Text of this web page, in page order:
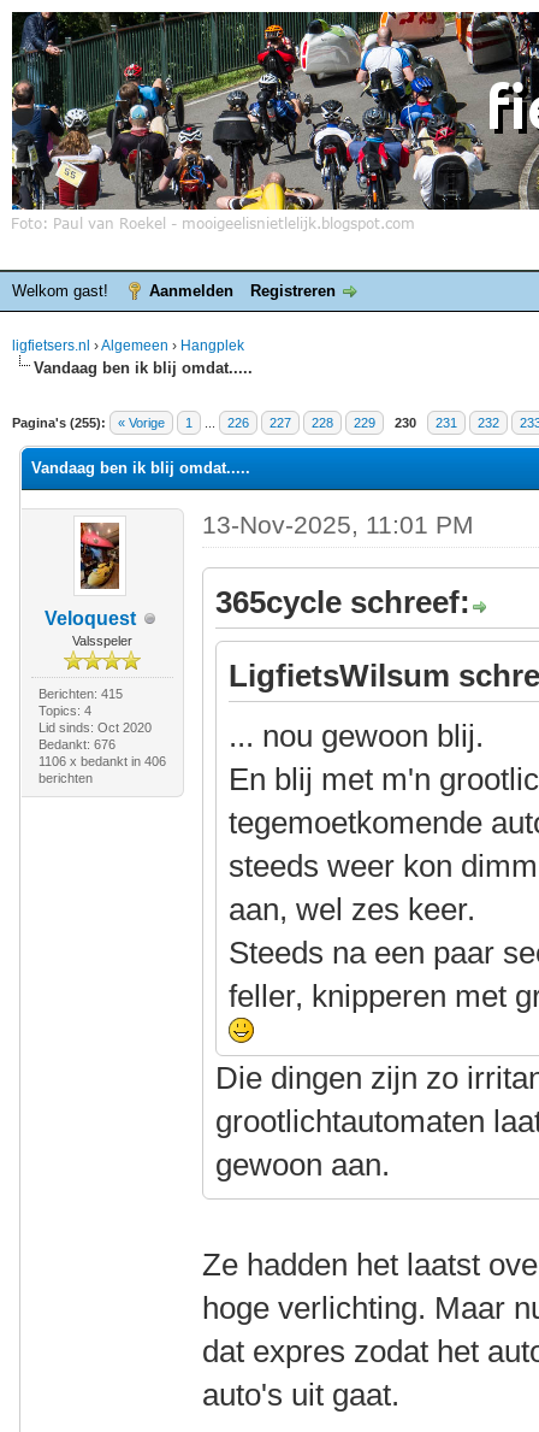
Welkom gast! Aanmelden Registreren
ligfietsers.nl ›Algemeen › Hangplek
Vandaag ben ik blij omdat.....
Pagina's (255): « Vorige 1 226 227 228 229 230 231 232
waardering is 4.25
Vandaag ben ik blij omdat.....
Veloquest
Valsspeler
Berichten: 415
Topics: 4
Lid sinds: Oct 2020
Bedankt: 676
1106 x bedankt in 406
berichten
13-Nov-2025, 11:01 PM
365cycle schreef:
LigfietsWilsum
... nou gewoon blij.
En blij met m'n
tegemoetkomende
steeds weer kon
aan, wel zes keer.
Steeds na een paar
feller, knipperen met
Die dingen zijn zo
grootlichtautomaten
gewoon aan.
Ze hadden het laatst
hoge verlichting. Maar
dat expres zodat het
auto's uit gaat.